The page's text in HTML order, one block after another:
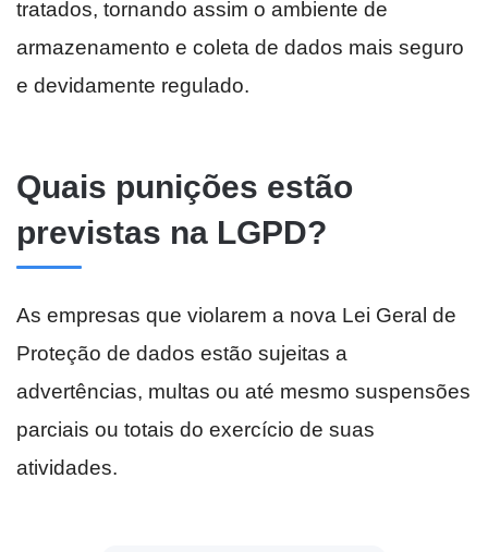
tratados, tornando assim o ambiente de
armazenamento e coleta de dados mais seguro
e devidamente regulado.
Quais punições estão
previstas na LGPD?
As empresas que violarem a nova Lei Geral de
Proteção de dados estão sujeitas a
advertências, multas ou até mesmo suspensões
parciais ou totais do exercício de suas
atividades.